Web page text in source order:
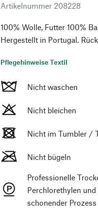
Artikelnummer 208228
100% Wolle, Futter 100%
Hergestellt in Portugal.
Pflegehinweise Textil
Nicht waschen
Nicht bleichen
Nicht im Tumbler /
Nicht bügeln
Professionelle
Perchlorethylen
schonender Prozess